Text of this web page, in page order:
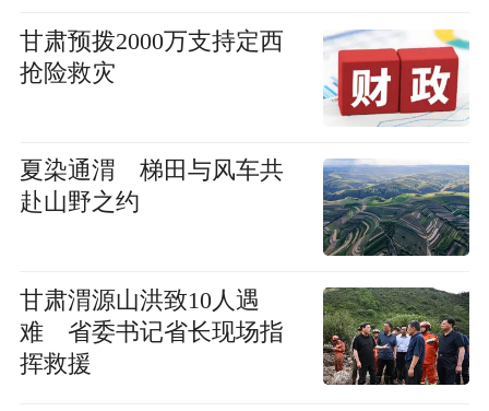
甘肃预拨2000万支持定西
抢险救灾
夏染通渭 梯田与风车共
赴山野之约
甘肃渭源山洪致10人遇
难 省委书记省长现场指
挥救援